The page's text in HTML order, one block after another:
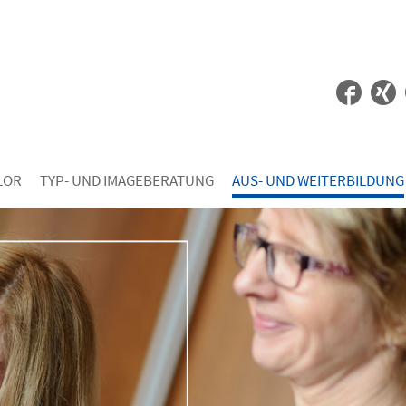
TYP- UND IMAGEBERATUNG AUS- UND WEITERBILDUNG